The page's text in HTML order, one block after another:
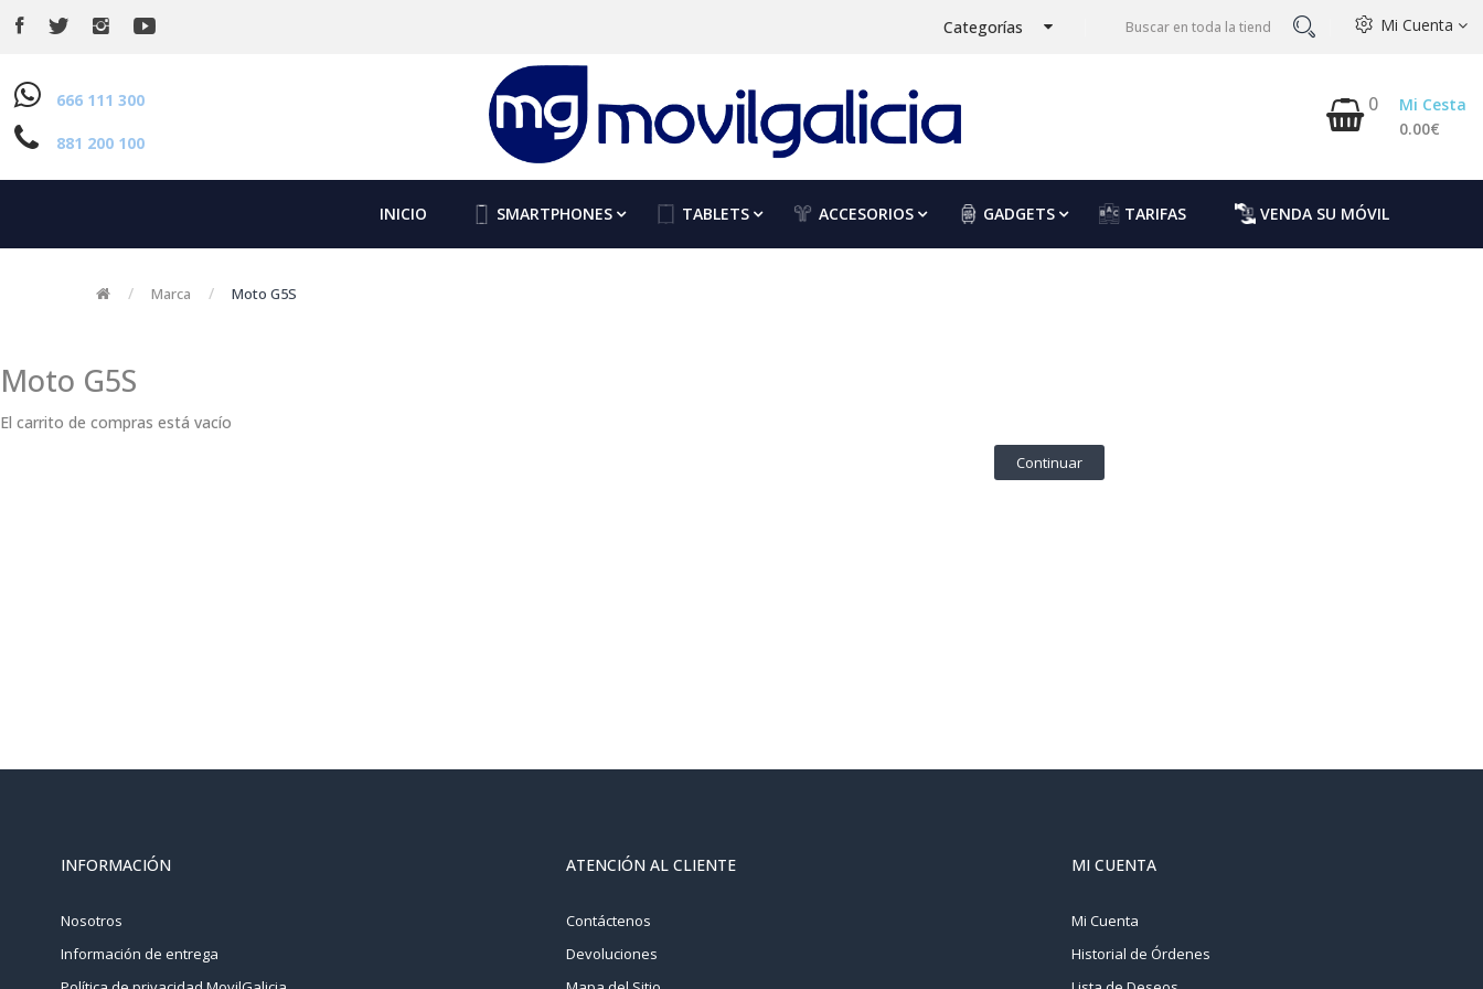
Categorías Mi Cuenta
666 111 300
881 200 100
0
Mi Cesta
0.00€
INICIO SMARTPHONES TABLETS ACCESORIOS GADGETS TARIFAS VENDA SU MÓVIL
Marca Moto G5S
Moto G5S
El carrito de compras está vacío
Continuar
INFORMACIÓN
Nosotros
Información de entrega
ATENCIÓN AL CLIENTE
Contáctenos
Devoluciones
MI CUENTA
Mi Cuenta
Historial de Órdenes